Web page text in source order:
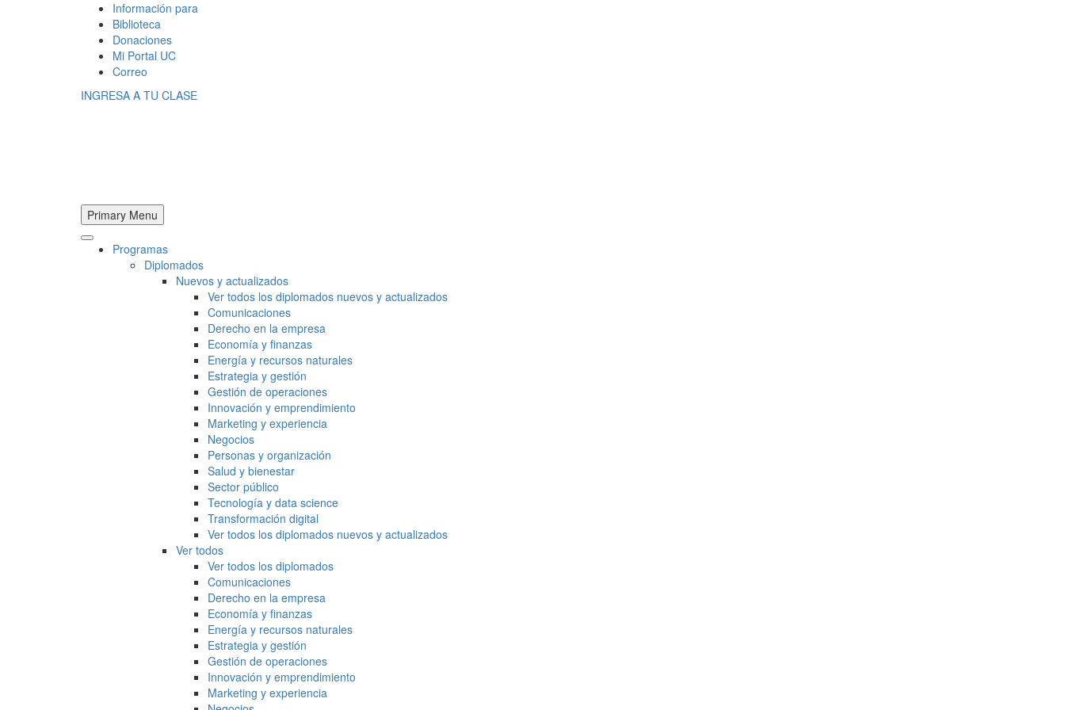
Información para
Biblioteca
Donaciones
Mi Portal UC
Correo
INGRESA A TU CLASE
Primary Menu
Programas
Diplomados
Nuevos y actualizados
Ver todos los diplomados nuevos y actualizados
Comunicaciones
Derecho en la empresa
Economía y finanzas
Energía y recursos naturales
Estrategia y gestión
Gestión de operaciones
Innovación y emprendimiento
Marketing y experiencia
Negocios
Personas y organización
Salud y bienestar
Sector público
Tecnología y data science
Transformación digital
Ver todos los diplomados nuevos y actualizados
Ver todos
Ver todos los diplomados
Comunicaciones
Derecho en la empresa
Economía y finanzas
Energía y recursos naturales
Estrategia y gestión
Gestión de operaciones
Innovación y emprendimiento
Marketing y experiencia